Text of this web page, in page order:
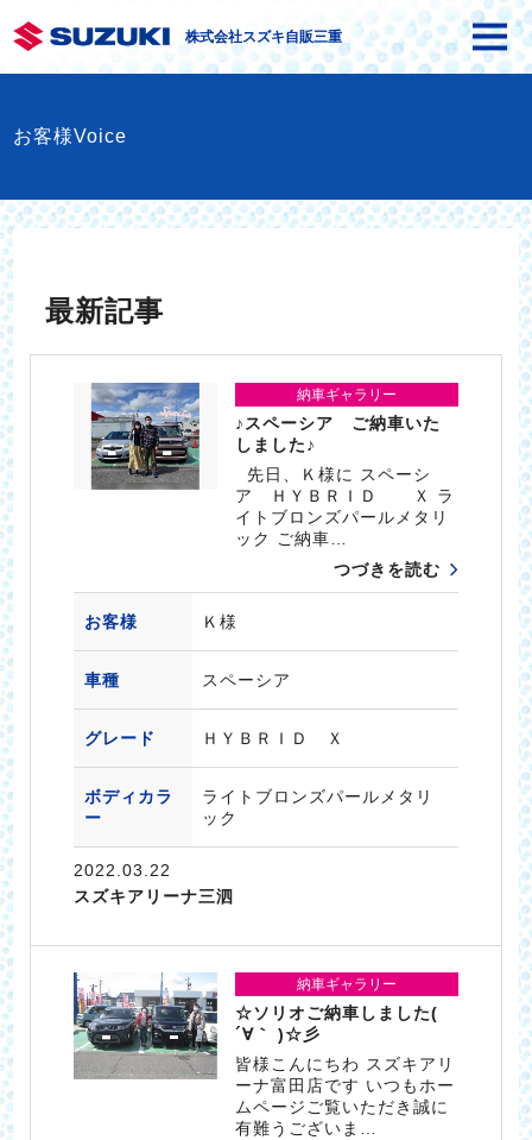
株式会社スズキ自販三重
お客様Voice
最新記事
納車ギャラリー
♪スペーシア ご納車いた
しました♪
先日、Ｋ様に スペーシ
ア ＨＹＢＲＩＤ Ｘ ラ
イトブロンズパールメタリ
ック ご納車…
つづきを読む
お客様 Ｋ様
車種 スペーシア
グレード ＨＹＢＲＩＤ Ｘ
ボディカラ
ー
ライトブロンズパールメタリ
ック
2022.03.22
スズキアリーナ三泗
納車ギャラリー
☆ソリオご納車しました(
´∀｀ )☆彡
皆様こんにちわ スズキアリ
ーナ富田店です いつもホー
ムページご覧いただき誠に
有難うございま…